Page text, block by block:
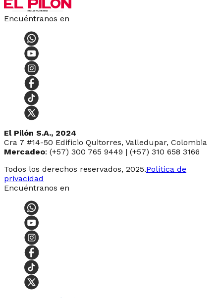
Encuéntranos en
El Pilón S.A., 2024
Cra 7 #14-50 Edificio Quitorres, Valledupar, Colombia
Mercadeo: (+57) 300 765 9449 | (+57) 310 658 3166
Todos los derechos reservados, 2025.Política de
privacidad
Encuéntranos en